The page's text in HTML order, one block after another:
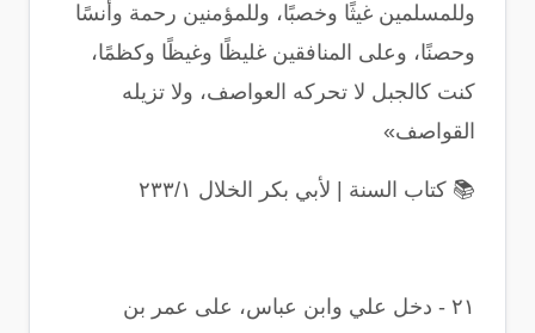
وللمسلمين غيثًا وخصبًا، وللمؤمنين رحمة وأنسًا
وحصنًا، وعلى المنافقين غليظًا وغيظًا وكظمًا،
كنت كالجبل لا تحركه العواصف، ولا تزيله
القواصف»
📚 كتاب السنة | لأبي بكر الخلال ٢٣٣/١
٢١ - دخل علي وابن عباس، على عمر بن